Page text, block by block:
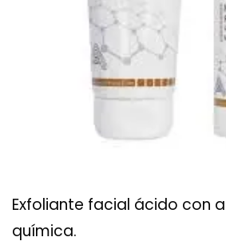
Exfoliante facial ácido con
química.